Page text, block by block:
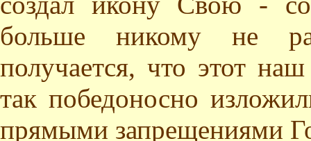
больше никому не
получается, что этот
так победоносно
прямыми запрещениями